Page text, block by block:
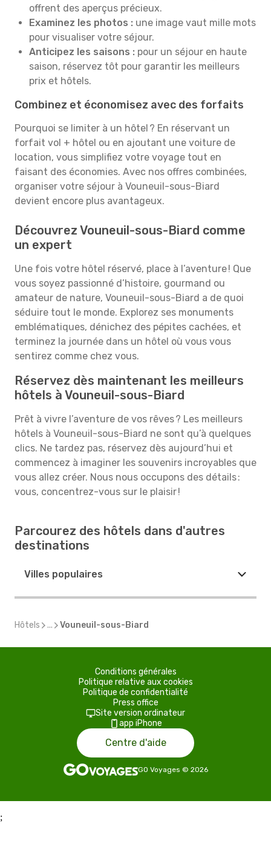
offrent des aperçus précieux.
Examinez les photos : une image vaut mille mots
pour visualiser votre séjour.
Anticipez les saisons : pour un séjour en haute
saison, réservez tôt pour garantir les meilleurs
prix et hôtels.
Combinez et économisez avec des forfaits
Pourquoi se limiter à un hôtel ? En réservant un
forfait vol + hôtel ou en ajoutant une voiture de
location, vous simplifiez votre voyage tout en
faisant des économies. Avec nos offres combinées,
organiser votre séjour à Vouneuil-sous-Biard
devient encore plus avantageux.
Découvrez Vouneuil-sous-Biard comme
un expert
Une fois votre hôtel réservé, place à l’aventure ! Que
vous soyez passionné d’histoire, gourmand ou
amateur de nature, Vouneuil-sous-Biard a de quoi
séduire tout le monde. Explorez ses monuments
emblématiques, dénichez des pépites cachées, et
terminez la journée dans un hôtel où vous vous
sentirez comme chez vous.
Réservez dès maintenant les meilleurs
hôtels à Vouneuil-sous-Biard
Prêt à vivre l’aventure de vos rêves ? Les meilleurs
hôtels à Vouneuil-sous-Biard ne sont qu’à quelques
clics. Ne tardez pas, réservez dès aujourd’hui et
commencez à imaginer les souvenirs incroyables que
vous allez créer. Nous nous occupons des détails :
vous, concentrez-vous sur le plaisir !
Parcourez des hôtels dans d'autres
destinations
Villes populaires
Hôtels ... Vouneuil-sous-Biard
Conditions générales
Politique relative aux cookies
Politique de confidentialité
Press office
Site version ordinateur
app iPhone
Centre d'aide
GO Voyages © 2026
;